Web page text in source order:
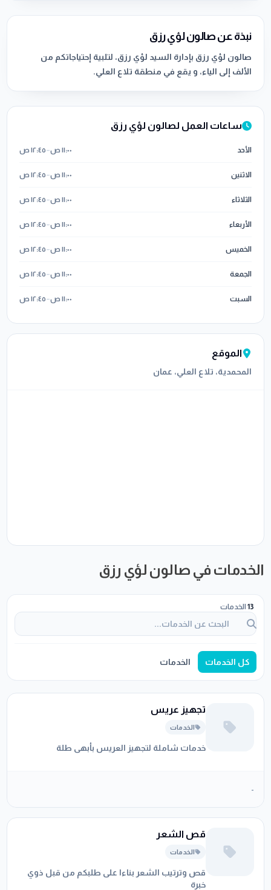
نبذة عن صالون لؤي رزق
صالون لؤي رزق بإدارة السيد لؤي رزق، لتلبية إحتياجاتكم من
الألف إلى الياء، و يقع في منطقة تلاع العلي.
الخدمات في صالون لؤي رزق
13 الخدمات
كل الخدمات الخدمات
تجهيز عريس
الخدمات
خدمات شاملة لتجهيز العريس بأبهى طلة
-
قص الشعر
الخدمات
قص وترتيب الشعر بناءا على طلبكم من قبل ذوي
خبرة
ساعات العمل لصالون لؤي رزق
الأحد ١١:٠٠ ص –١٢:٤٥ ص
الاثنين ١١:٠٠ ص –١٢:٤٥ ص
الثلاثاء ١١:٠٠ ص –١٢:٤٥ ص
الأربعاء ١١:٠٠ ص –١٢:٤٥ ص
الخميس ١١:٠٠ ص –١٢:٤٥ ص
الجمعة ١١:٠٠ ص –١٢:٤٥ ص
السبت ١١:٠٠ ص –١٢:٤٥ ص
الموقع
المحمدية، تلاع العلي، عمان